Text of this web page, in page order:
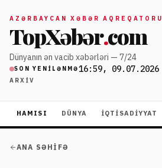
AZƏRBAYCAN XƏBƏR AQREQATORU
TopXəbər.com
Dünyanın ən vacib xəbərləri — 7/24
SON YENILƏNMƏ16:59, 09.07.2026
ARXIV
HAMISI DÜNYA İQTISADIYYAT
ANA SƏHIFƏ